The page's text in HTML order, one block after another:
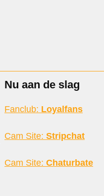
Nu aan de slag
Fanclub: Loyalfans
Cam Site: Stripchat
Cam Site: Chaturbate